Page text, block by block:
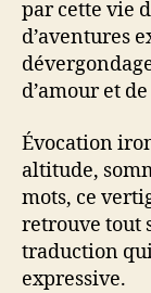
par cette vie
d’aventures
d’amour et
Évocation
altitude,
mots, ce
retrouve tout
traduction
expressive.